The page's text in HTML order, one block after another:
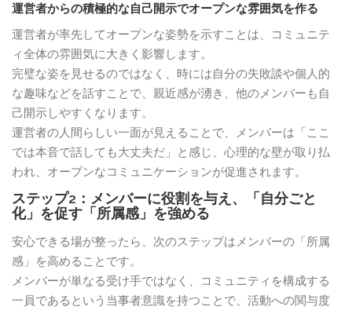
運営者からの積極的な自己開示でオープンな雰囲気を作る
運営者が率先してオープンな姿勢を示すことは、コミュニテ
ィ全体の雰囲気に大きく影響します。
完璧な姿を見せるのではなく、時には自分の失敗談や個人的
な趣味などを話すことで、親近感が湧き、他のメンバーも自
己開示しやすくなります。
運営者の人間らしい一面が見えることで、メンバーは「ここ
では本音で話しても大丈夫だ」と感じ、心理的な壁が取り払
われ、オープンなコミュニケーションが促進されます。
ステップ2：メンバーに役割を与え、「自分ごと
化」を促す「所属感」を強める
安心できる場が整ったら、次のステップはメンバーの「所属
感」を高めることです。
メンバーが単なる受け手ではなく、コミュニティを構成する
一員であるという当事者意識を持つことで、活動への関与度